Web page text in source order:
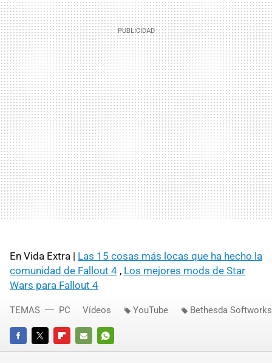
En Vida Extra | Las 15 cosas más locas que ha hecho la
comunidad de Fallout 4 , Los mejores mods de Star
Wars para Fallout 4
FACEBOOKTWITTERFLIPBOARD
E-
WHATSAPP
TEMAS PC Vídeos YouTube Bethesda Softworks